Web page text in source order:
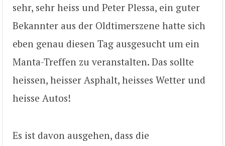
sehr, sehr heiss und Peter Plessa, ein guter
Bekannter aus der Oldtimerszene hatte sich
eben genau diesen Tag ausgesucht um ein
Manta-Treffen zu veranstalten. Das sollte
heissen, heisser Asphalt, heisses Wetter und
heisse Autos!
Es ist davon ausgehen, dass die